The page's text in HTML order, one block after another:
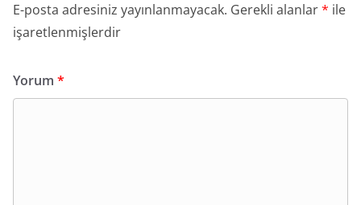
E-posta adresiniz yayınlanmayacak. Gerekli alanlar* ile
işaretlenmişlerdir
Yorum *